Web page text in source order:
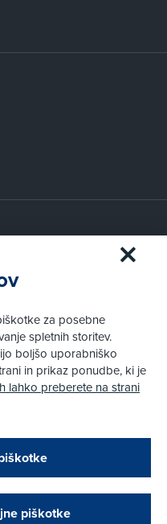
Zapri
€!
člani, ki boste v AMZS
boste prejeli
z dobroimetjem v višini
- videonadzor
sporov
sredstva:
za posebne
spletnih storitev.
boljšo uporabniško
in prikaz ponudbe, ki je
lahko preberete na strani
piškotke